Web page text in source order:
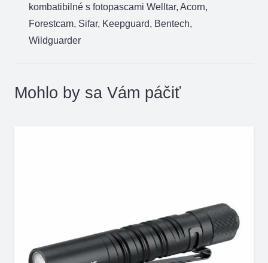
kombatibilné s fotopascami Welltar, Acorn,
Forestcam, Sifar, Keepguard, Bentech,
Wildguarder
Mohlo by sa Vám páčiť